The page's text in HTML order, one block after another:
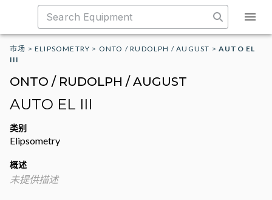
市场 >ELIPSOMETRY > ONTO / RUDOLPH / AUGUST >AUTO EL
III
ONTO / RUDOLPH / AUGUST
AUTO EL III
类别
Elipsometry
概述
未提供描述